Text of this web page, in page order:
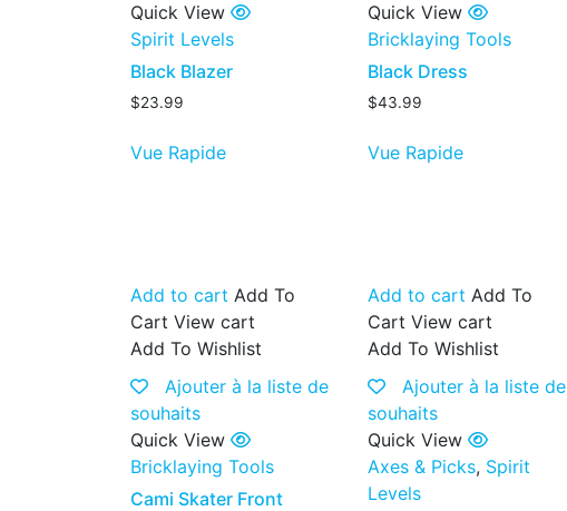
Quick View
Spirit Levels
Black Blazer
$23.99
Vue Rapide
Quick View
Bricklaying Tools
Black Dress
$43.99
Vue Rapide
Add to cart Add To
Cart View cart
Add To Wishlist
Ajouter à la liste de
souhaits
Quick View
Bricklaying Tools
Cami Skater Front
Add to cart Add To
Cart View cart
Add To Wishlist
Ajouter à la liste de
souhaits
Quick View
Axes & Picks, Spirit
Levels